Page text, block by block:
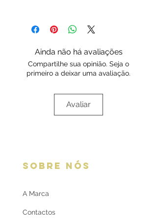
em bolsa/caixa standard ou da
marca.
embalagem aqui:Embalagens
oferta
Ainda não há avaliações
Compartilhe sua opinião. Seja o
primeiro a deixar uma avaliação.
Avaliar
SOBRE NÓS
A Marca
Contactos